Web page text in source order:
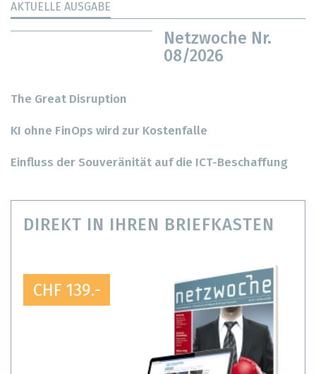
AKTUELLE AUSGABE
Netzwoche Nr.
08/2026
The Great Disruption
KI ohne FinOps wird zur Kostenfalle
Einfluss der Souveränität auf die ICT-Beschaffung
DIREKT IN IHREN BRIEFKASTEN
CHF 139.-